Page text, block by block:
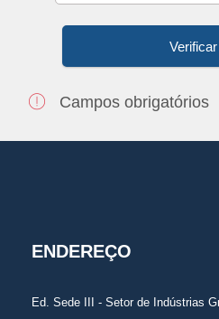
Campos obrigatórios
ENDEREÇO
Ed. Sede III - Setor de Indústrias